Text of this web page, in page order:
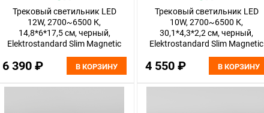
Трековый светильник LED
12W, 2700~6500 К,
14,8*6*17,5 см, черный,
Elektrostandard Slim Magnetic
6 390 ₽ В КОРЗИНУ
Трековый светильник LED
10W, 2700~6500 К,
30,1*4,3*2,2 см, черный,
Elektrostandard Slim Magnetic
4 550 ₽ В КОРЗИНУ